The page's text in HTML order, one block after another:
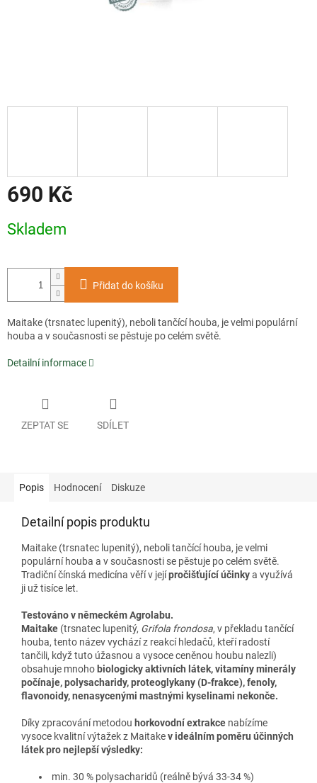
690 Kč
cena:
Skladem
Přidat do košíku
Maitake (trsnatec lupenitý), neboli tančící houba, je velmi populární
houba a v současnosti se pěstuje po celém světě.
Detailní informace
ZEPTAT SE SDÍLET
Popis Hodnocení Diskuze
Detailní popis produktu
Maitake (trsnatec lupenitý), neboli tančící houba, je velmi
populární houba a v současnosti se pěstuje po celém světě.
Tradiční čínská medicína věří v jejípročišťující účinkya využívá
ji už tisíce let.
Testováno v německém Agrolabu.
Maitake (trsnatec lupenitý, Grifola frondosa, v překladu tančící
houba, tento název vychází z reakcí hledačů, kteří radostí
tančili, když tuto úžasnou a vysoce ceněnou houbu nalezli)
obsahuje mnoho biologicky aktivních látek, vitamíny minerály
počínaje, polysacharidy, proteoglykany (D-frakce), fenoly,
flavonoidy, nenasycenými mastnými kyselinami nekonče.
Díky zpracování metodou horkovodní extrakce nabízíme
vysoce kvalitní výtažek z Maitakev ideálním poměru účinných
látek pro nejlepší výsledky:
min. 30 % polysacharidů (reálně bývá 33-34 %)